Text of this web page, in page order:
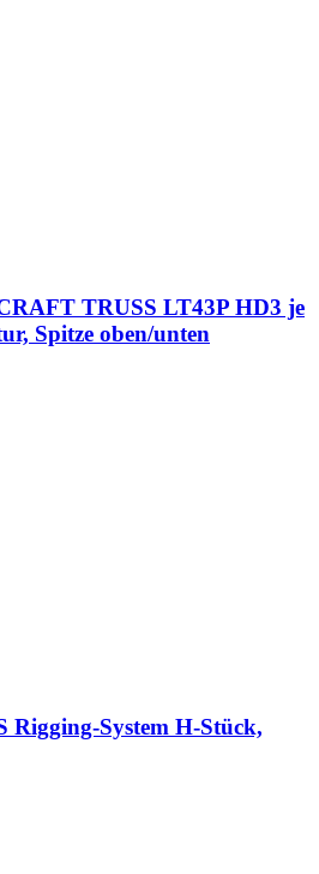
TRUSS LT43P HD3 je
Spitze oben/unten
System H-Stück,